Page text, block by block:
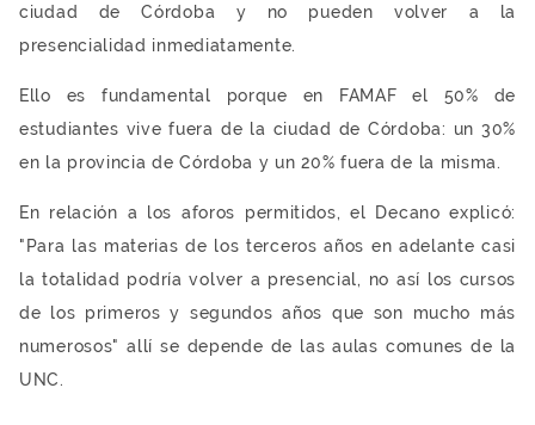
ciudad de Córdoba y no pueden volver a la
presencialidad inmediatamente.
Ello es fundamental porque en FAMAF el 50% de
estudiantes vive fuera de la ciudad de Córdoba: un 30%
en la provincia de Córdoba y un 20% fuera de la misma.
En relación a los aforos permitidos, el Decano explicó:
"Para las materias de los terceros años en adelante casi
la totalidad podría volver a presencial, no así los cursos
de los primeros y segundos años que son mucho más
numerosos" allí se depende de las aulas comunes de la
UNC.